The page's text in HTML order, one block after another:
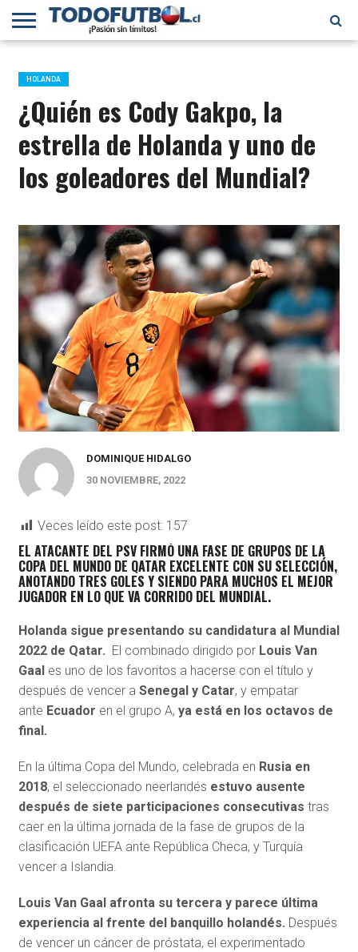
PRIMERA
B
SELECCIÓN
CHILENA
CHILENOS
EN EL
MUNDO
FÚTBOL
INTERNACIONAL
HOLANDA
¿Quién es Cody Gakpo, la
estrella de Holanda y uno de
los goleadores del Mundial?
DOMINIQUE HIDALGO
30 NOVIEMBRE, 2022
Veces leído este post: 157
EL ATACANTE DEL PSV FIRMÓ UNA FASE DE GRUPOS DE LA
COPA DEL MUNDO DE QATAR EXCELENTE CON SU SELECCIÓN,
ANOTANDO TRES GOLES Y SIENDO PARA MUCHOS EL MEJOR
JUGADOR EN LO QUE VA CORRIDO DEL MUNDIAL.
Holanda sigue presentando su candidatura al Mundial
2022 de Qatar. El combinado dirigido por Louis Van
Gaal es uno de los favoritos a hacerse con el título y
después de vencer a Senegal y Catar, y empatar
ante Ecuador en el grupo A, ya está en los octavos de
final.
En la última Copa del Mundo, celebrada en Rusia en
2018, el seleccionado neerlandés estuvo ausente
después de siete participaciones consecutivas tras
caer en la última jornada de la fase de grupos de la
clasificación UEFA ante República Checa, y Turquía
vencer a Islandia.
Louis Van Gaal afronta su tercera y parece última
experiencia al frente del banquillo holandés. Después
de vencer un cáncer de próstata, el experimentado